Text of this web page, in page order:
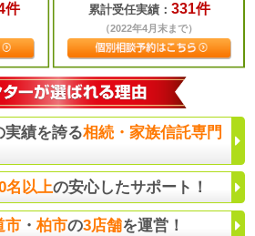
件 累計受任実績： 331件
（2022年4月末まで）
実績を誇る相続・家族信託専門
名以上の安心したサポート！
市 ・柏市の3店舗を運営！